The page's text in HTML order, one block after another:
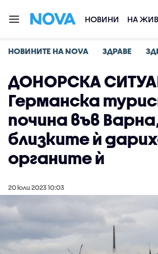
НОВИНИ НА
НОВИНИТЕ НА NOVA ЗДРАВЕ
ДОНОРСКА
Германска
почина във
близките ѝ
органите ѝ
20 юли 2023 10:03